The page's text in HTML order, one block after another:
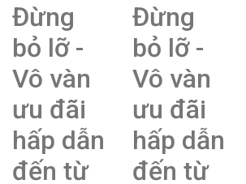
Đừng
bỏ lỡ -
Vô vàn
ưu đãi
hấp dẫn
đến từ
Đừng
bỏ lỡ -
Vô vàn
ưu đãi
hấp dẫn
đến từ